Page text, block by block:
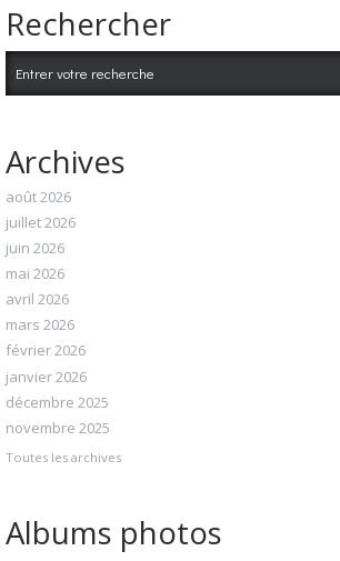
Rechercher
Archives
août 2026
juillet 2026
juin 2026
mai 2026
avril 2026
mars 2026
février 2026
janvier 2026
décembre 2025
novembre 2025
Toutes les archives
Albums photos